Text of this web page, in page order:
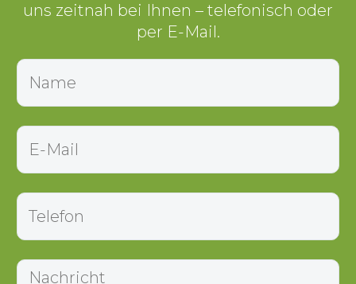
uns zeitnah bei Ihnen – telefonisch oder
per E-Mail.